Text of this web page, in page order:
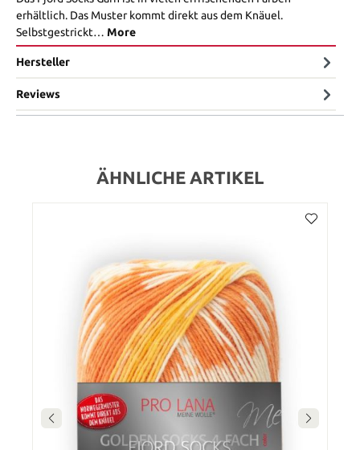
erhältlich. Das Muster kommt direkt aus dem Knäuel.
Selbstgestrickt… More
Hersteller
Reviews
ÄHNLICHE ARTIKEL